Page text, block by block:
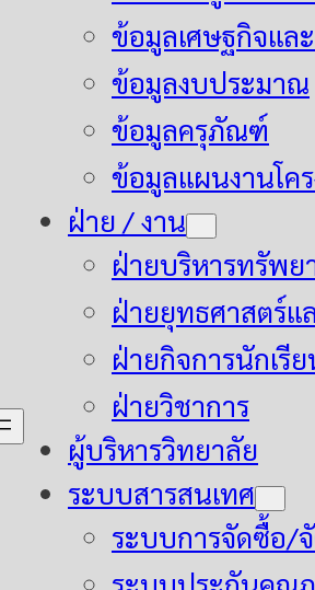
ข้อมูลเศษฐกิจแล
ข้อมูลงบประมาณ
ข้อมูลครุภัณฑ์
ข้อมูลแผนงานโค
ฝ่าย / งาน
ฝ่ายบริหารทรัพย
ฝ่ายยุทธศาสตร์แ
ฝ่ายกิจการนักเรี
ฝ่ายวิชาการ
ผู้บริหารวิทยาลัย
ระบบสารสนเทศ
ระบบการจัดซื้อ/